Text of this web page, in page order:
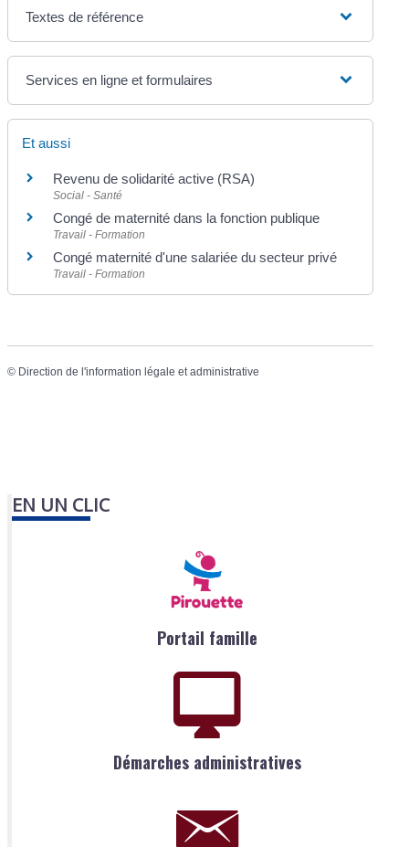
Textes de référence
Services en ligne et formulaires
Et aussi
Revenu de solidarité active (RSA)
Social - Santé
Congé de maternité dans la fonction publique
Travail - Formation
Congé maternité d'une salariée du secteur privé
Travail - Formation
© Direction de l'information légale et administrative
EN UN CLIC
Portail famille
Démarches administratives